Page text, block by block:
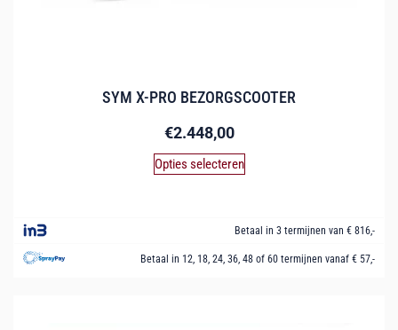
SYM X-PRO BEZORGSCOOTER
€2.448,00
Opties selecteren
Betaal in 3 termijnen van € 816,-
Betaal in 12, 18, 24, 36, 48 of 60 termijnen vanaf € 57,-